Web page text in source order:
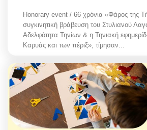
Honorary event / 66 χρόνια «Φάρος της
συγκινητική βράβευση του Στυλιανού
Αδελφότητα Τηνίων & η Τηνιακή
Καρυάς και των πέριξ», τίμησαν...